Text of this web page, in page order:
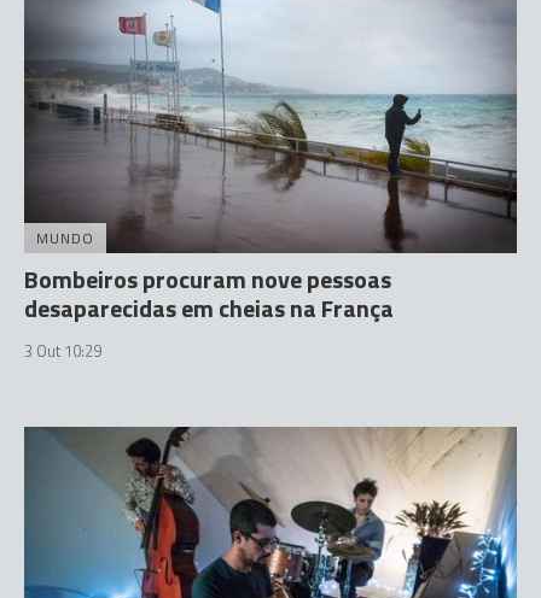
MUNDO
Bombeiros procuram nove pessoas
desaparecidas em cheias na França
3 Out 10:29